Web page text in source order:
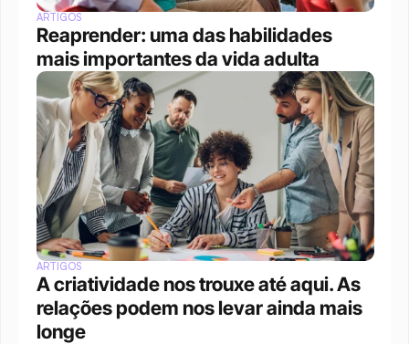
ARTIGOS
Reaprender: uma das habilidades
mais importantes da vida adulta
ARTIGOS
A criatividade nos trouxe até aqui. As
relações podem nos levar ainda mais
longe